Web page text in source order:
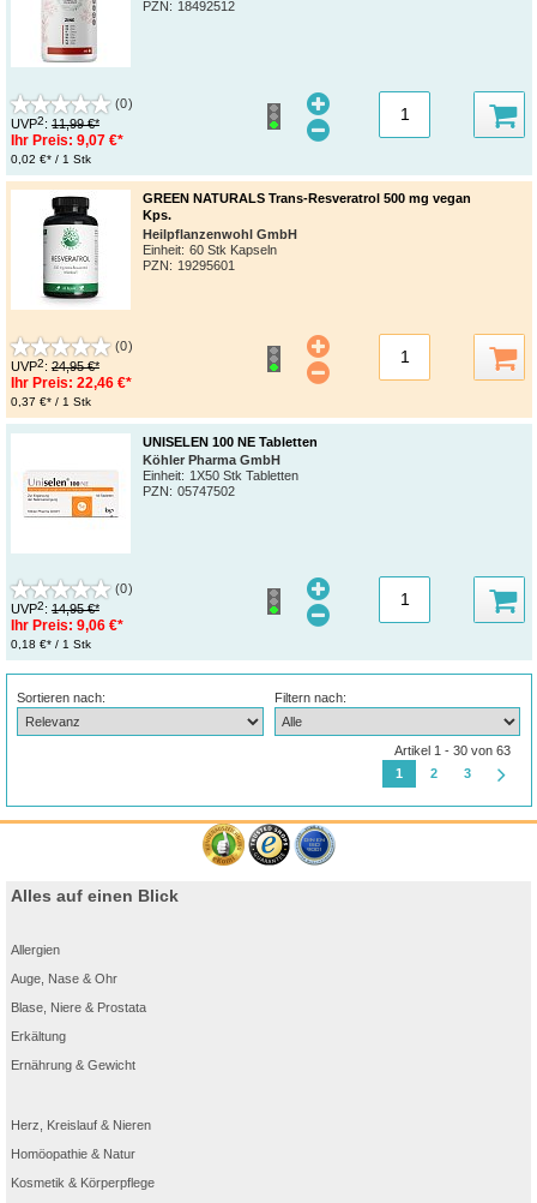
PZN: 18492512
(0)
UVP2: 11,99 €*
Ihr Preis: 9,07 €*
0,02 €* / 1 Stk
GREEN NATURALS Trans-Resveratrol 500 mg vegan
Kps.
Heilpflanzenwohl GmbH
Einheit: 60 Stk Kapseln
PZN: 19295601
(0)
UVP2: 24,95 €*
Ihr Preis: 22,46 €*
0,37 €* / 1 Stk
UNISELEN 100 NE Tabletten
Köhler Pharma GmbH
Einheit: 1X50 Stk Tabletten
PZN: 05747502
(0)
UVP2: 14,95 €*
Ihr Preis: 9,06 €*
0,18 €* / 1 Stk
Sortieren nach: Filtern nach:
Artikel 1 - 30 von 63
1
2 3
Alles auf einen Blick
Allergien
Auge, Nase & Ohr
Blase, Niere & Prostata
Erkältung
Ernährung & Gewicht
Herz, Kreislauf & Nieren
Homöopathie & Natur
Kosmetik & Körperpflege